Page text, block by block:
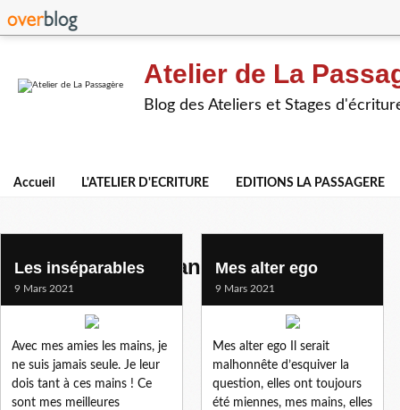
Atelier de La
Blog des Ateliers et Stages
Accueil L'ATELIER D'ECRITURE EDITIONS LA PASSAGERE
textes de participants
Les inséparables
9 Mars 2021
Avec mes amies les mains, je
ne suis jamais seule. Je leur
dois tant à ces mains ! Ce
sont mes meilleures
Mes alter ego
9 Mars 2021
Mes alter ego Il serait
malhonnête d’esquiver la
question, elles ont toujours
été miennes, mes mains, elles